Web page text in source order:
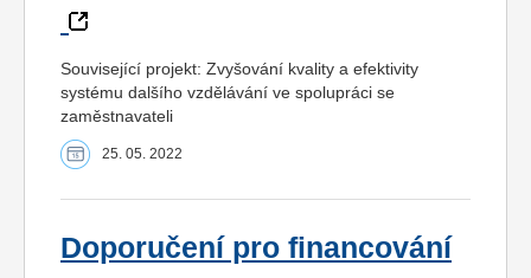
Související projekt: Zvyšování kvality a efektivity
systému dalšího vzdělávání ve spolupráci se
zaměstnavateli
25. 05. 2022
Doporučení pro financování